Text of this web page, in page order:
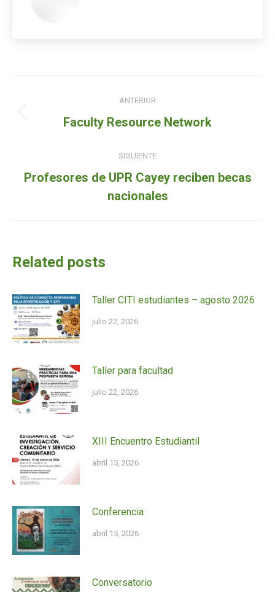
de
ANTERIOR
Entrada
Faculty Resource Network
SIGUIENTE
Siguiente
entrada:
Profesores de UPR Cayey reciben becas
nacionales
Related posts
Taller CITI estudiantes – agosto 2026
julio 22, 2026
Taller para facultad
julio 22, 2026
XIII Encuentro Estudiantil
abril 15, 2026
Conferencia
abril 15, 2026
Conversatorio